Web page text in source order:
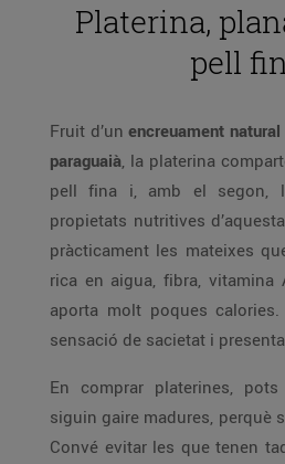
Platerina,
pell
Fruit d’un encreuament
paraguaià, la platerina
pell fina i, amb el segon,
propietats nutritives
pràcticament les mateixes
rica en aigua, fibra,
aporta molt poques
sensació de sacietat i
En comprar platerines,
siguin gaire madures, perquè
Convé evitar les que tenen